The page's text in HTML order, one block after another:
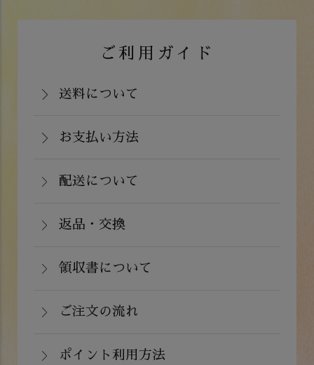
ご利用ガイド
送料について
関西・中国（岡山県除く）・四国・九
関東・信越・北陸・中部：990円(税込)
北海道：1,430円(税込)
※クール便の場合は送料＋クール代金
お支払い方法
数料弊社負担）・銀行振込（前払い）・
イン決済）・ドコモケータイ払い・auか
めて支払い(B)がご利用頂けます。
配送について
注文から２～５営業日で発送いたしま
返品・交換
着後の返品は基本的にお受け出来ませ
いはご注文と違う商品が届いた場合は、
までご連絡下さい。
領収書について
の備考欄にてお知らせ下さい。なお、お
す。
ご注文の流れ
ポイント利用方法